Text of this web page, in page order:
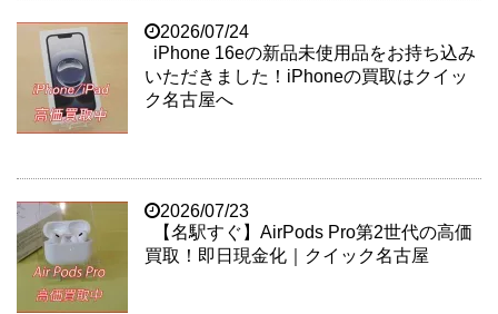
2026/07/24
iPhone 16eの新品未使用品をお持ち込み
いただきました！iPhoneの買取はクイッ
ク名古屋へ
2026/07/23
【名駅すぐ】AirPods Pro第2世代の高価
買取！即日現金化｜クイック名古屋